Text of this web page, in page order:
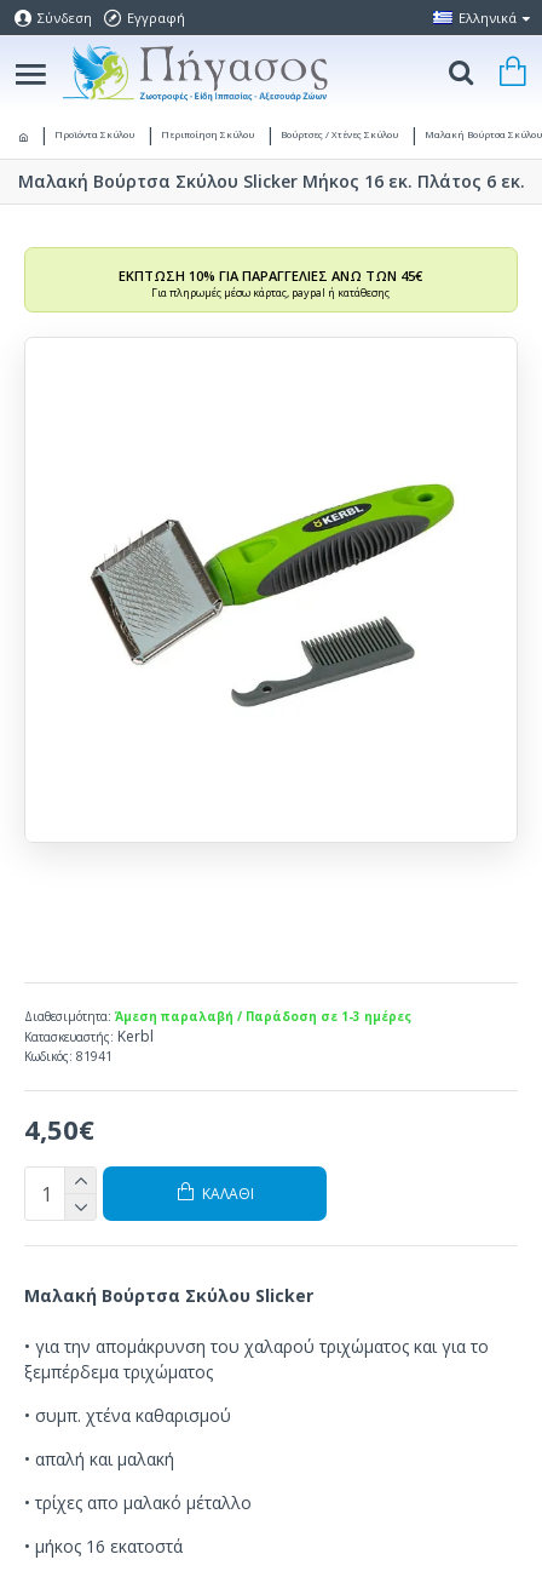
Σύνδεση Εγγραφή Ελληνικά
Προϊόντα Σκύλου Περιποίηση Σκύλου Βούρτσες / Χτένες Σκύλου Μαλακή Βούρτσα
Μαλακή Βούρτσα Σκύλου Slicker Μήκος 16 εκ. Πλάτος 6 εκ.
ΕΚΠΤΩΣΗ 10% ΓΙΑ ΠΑΡΑΓΓΕΛΙΕΣ ΑΝΩ ΤΩΝ 45€
Για πληρωμές μέσω κάρτας, paypal ή κατάθεσης
4,50€
Διαθεσιμότητα: Άμεση παραλαβή / Παράδοση σε 1-3 ημέρες
Κατασκευαστής: Kerbl
Κωδικός: 81941
ΚΑΛΆΘΙ
Μαλακή Βούρτσα Σκύλου Slicker
• για την απομάκρυνση του χαλαρού τριχώματος καιγια το
ξεμπέρδεμα τριχώματος
• συμπ. χτένα καθαρισμού
• απαλή και μαλακή
• τρίχες απο μαλακό μέταλλο
• μήκος 16 εκατοστά